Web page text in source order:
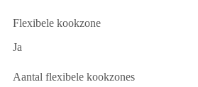
Flexibele kookzone
Ja
Aantal flexibele kookzones